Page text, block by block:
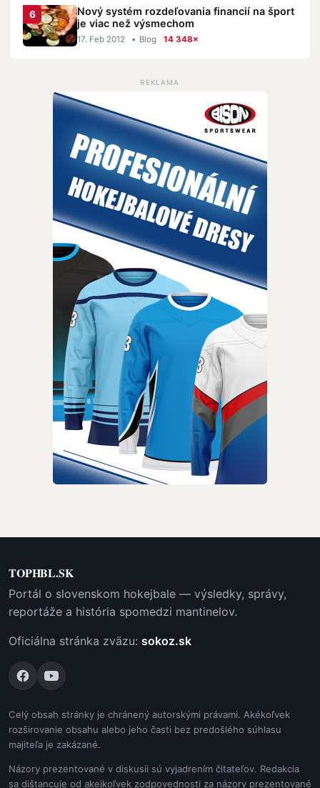
Nový systém rozdeľovania financií na šport
je viac než výsmechom
17. Feb 2012 • Blog 14 348×
REKLAMA
TOPHBL.SK
Portál o slovenskom hokejbale — výsledky, správy,
reportáže a história spomedzi mantinelov.
Oficiálna stránka zväzu: sokoz.sk
Celý obsah stránky je chránený autorskými právami. Akékoľvek
rozširovanie obsahu alebo jeho časti bez predošlého súhlasu
majiteľa je zakázané.
Názory prezentované v diskusii sú vyjadrením čitateľov. Redakcia
sa dištancuje od akejkoľvek zodpovednosti za názory prezentované